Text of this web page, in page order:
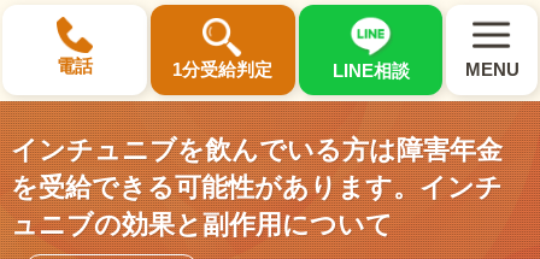
電話 1分受給判定 LINE相談 MENU
×
選ばれる3つの理由
インチュニブを飲んでいる方は障害年金
を受給できる可能性があります。インチ
ュニブの効果と副作用について